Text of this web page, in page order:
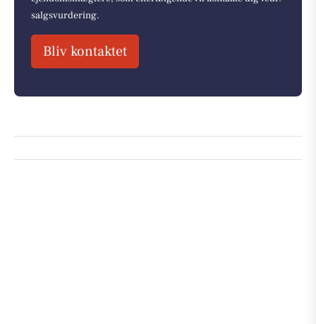
salgsvurdering.
Bliv kontaktet